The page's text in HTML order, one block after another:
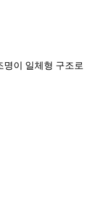
명이 일체형 구조로